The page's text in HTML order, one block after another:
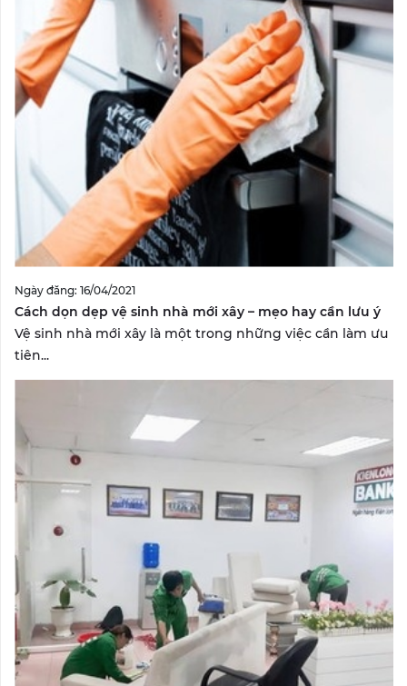
Ngày đăng: 16/04/2021
Cách dọn dẹp vệ sinh nhà mới xây – mẹo hay cần lưu ý
Vệ sinh nhà mới xây là một trong những việc cần làm ưu
tiên...